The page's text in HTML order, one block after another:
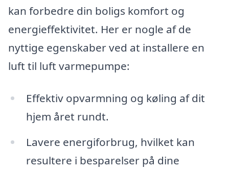
kan forbedre din boligs komfort og
energieffektivitet. Her er nogle af de
nyttige egenskaber ved at installere en
luft til luft varmepumpe:
Effektiv opvarmning og køling af dit
hjem året rundt.
Lavere energiforbrug, hvilket kan
resultere i besparelser på dine